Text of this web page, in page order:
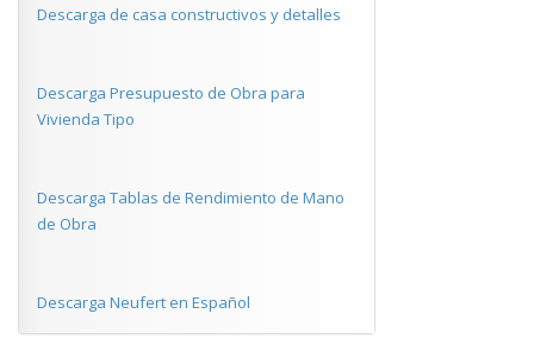
Descarga de casa constructivos y detalles
Descarga Presupuesto de Obra para
Vivienda Tipo
Descarga Tablas de Rendimiento de Mano
de Obra
Descarga Neufert en Español